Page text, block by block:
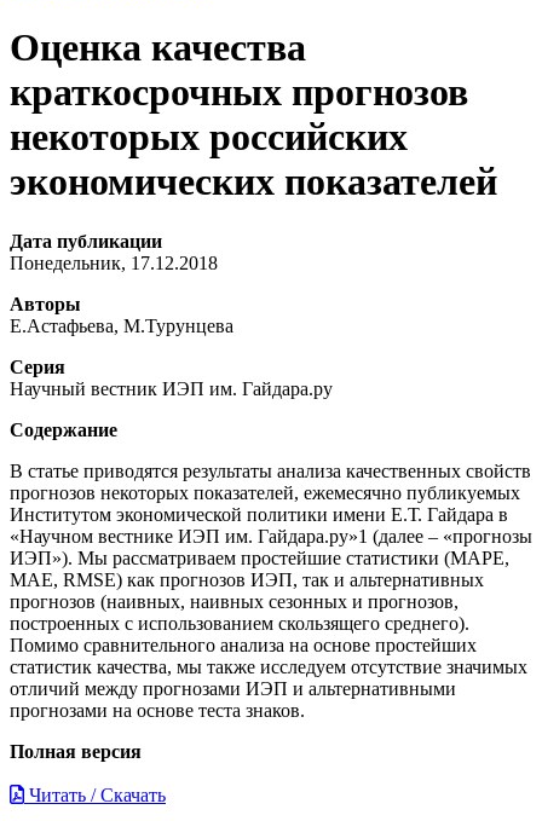
Оценка качества
краткосрочных прогнозов
некоторых российских
экономических показателей
Дата публикации
Понедельник, 17.12.2018
Авторы
Е.Астафьева, М.Турунцева
Серия
Научный вестник ИЭП им. Гайдара.ру
Содержание
В статье приводятся результаты анализа качественных свойств
прогнозов некоторых показателей, ежемесячно публикуемых
Институтом экономической политики имени Е.Т. Гайдара в
«Научном вестнике ИЭП им. Гайдара.ру»1 (далее – «прогнозы
ИЭП»). Мы рассматриваем простейшие статистики (MAPE,
MAE, RMSE) как прогнозов ИЭП, так и альтернативных
прогнозов (наивных, наивных сезонных и прогнозов,
построенных с использованием скользящего среднего).
Помимо сравнительного анализа на основе простейших
статистик качества, мы также исследуем отсутствие значимых
отличий между прогнозами ИЭП и альтернативными
прогнозами на основе теста знаков.
Полная версия
Читать / Скачать